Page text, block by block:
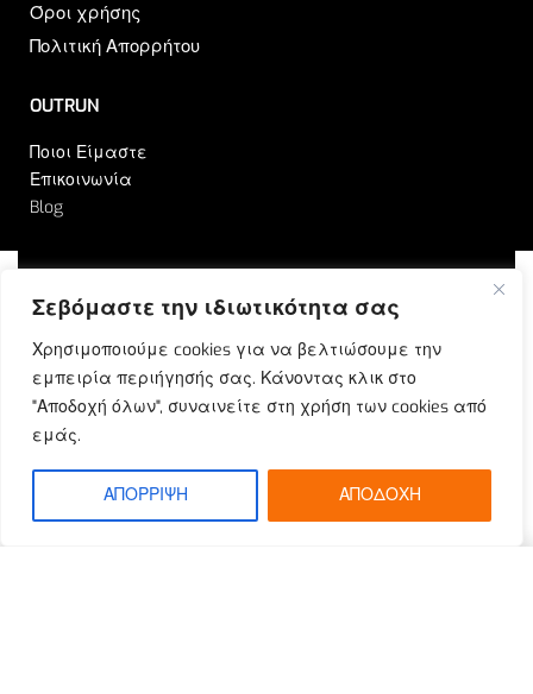
Σεβόμαστε την ιδιωτικότητα σας
Χρησιμοποιούμε cookies για να βελτιώσουμε την
εμπειρία περιήγησής σας. Κάνοντας κλικ στο
"Αποδοχή όλων", συναινείτε στη χρήση των cookies από
εμάς.
ΑΠΟΡΡΙΨΗ ΑΠΟΔΟΧΗ
Όροι χρήσης
Πολιτική Απορρήτου
OUTRUN
Ποιοι Είμαστε
Επικοινωνία
Blog
ETOUCH